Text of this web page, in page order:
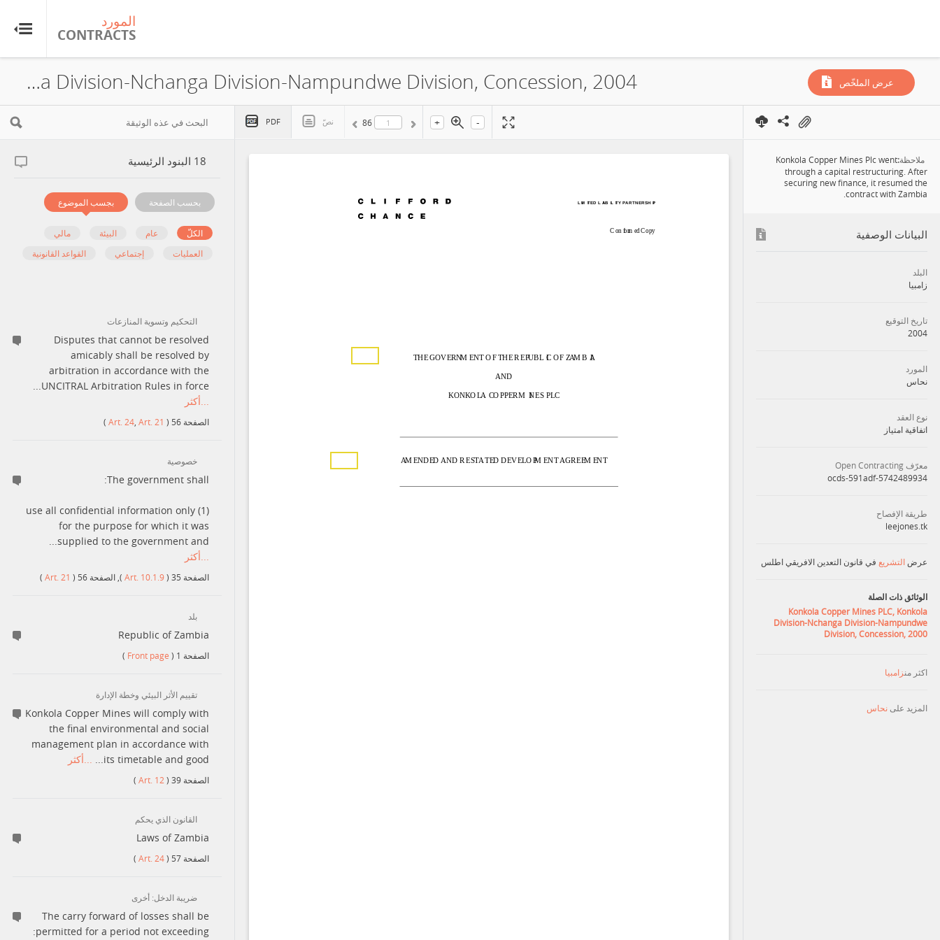
المورد
CONTRACTS
Konkola Copper Mines PLC, Konkola Division-Nchanga Division-Nampundwe Division, Concession, 2004 عرض الملخّص
نصّ PDF 86 -
+
18 البنود الرئيسية
بحسب الصفحة بجسب الموضوع
الكلّ عام البيئة
مالي
العمليات
إجتماعي القواعد القانونية
التحكيم وتسوية المنازعات
Disputes that cannot be resolved
amicably shall be resolved by
arbitration in accordance with the
UNCITRAL Arbitration Rules in force...
...أكثر
الصفحة 56
(
Art. 24 Art. 21
)
خصوصية
The government shall:
(1) use all confidential information only
for the purpose for which it was
supplied to the government and...
...أكثر
الصفحة 35
(
Art. 10.1.9
) الصفحة 56
(
Art. 21
)
بلد
Republic of Zambia
الصفحة 1
(
Front page
)
تقييم الأثر البيئي وخطة الإدارة
Konkola Copper Mines will comply with
the final environmental and social
management plan in accordance with
its timetable and good...
...أكثر
الصفحة 39
(
Art. 12
)
القانون الذي يحكم
Laws of Zambia
الصفحة 57
(
Art. 24
)
ضريبة الدخل: أخرى
The carry forward of losses shall be
permitted for a period not exceeding:
ملاحظة:Konkola Copper Mines Plc went
through a capital restructuring. After
securing new finance, it resumed the
contract with Zambia.
البيانات الوصفية
البلد
زامبيا
تاريخ التوقيع
2004
المورد
نحاس
نوع العقد
اتفاقية امتياز
معرّف Open Contracting
ocds-591adf-5742489934
طريقة الإفصاح
leejones.tk
عرض التشريع في قانون التعدين الافريقي اطلس
الوثائق ذات الصلة
Konkola Copper Mines PLC, Konkola
Division-Nchanga Division-Nampundwe
Division, Concession, 2000
اكثر منزامبيا
المزيد على نحاس